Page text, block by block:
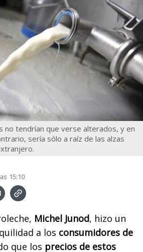
no tendrían que verse alterados, y en
sería sólo a raíz de las alzas
15:10
Michel Junod, hizo un
a los consumidores de
que los precios de estos